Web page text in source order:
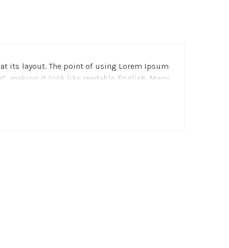
its layout. The point of using Lorem Ipsum
making it look like readable English. Many
on purpose (injected humour and